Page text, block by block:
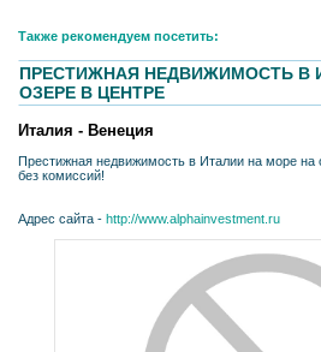
Также рекомендуем посетить:
ПРЕСТИЖНАЯ НЕДВИЖИМОСТЬ В
ОЗЕРЕ В ЦЕНТРЕ
Италия - Венеция
Престижная недвижимость в Италии на море на
без комиссий!
Адрес сайта - http://www.alphainvestment.ru